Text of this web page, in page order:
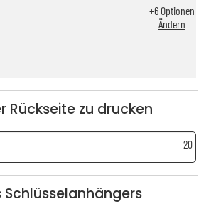
+6Optionen
Ändern
Rückseite zu drucken
20